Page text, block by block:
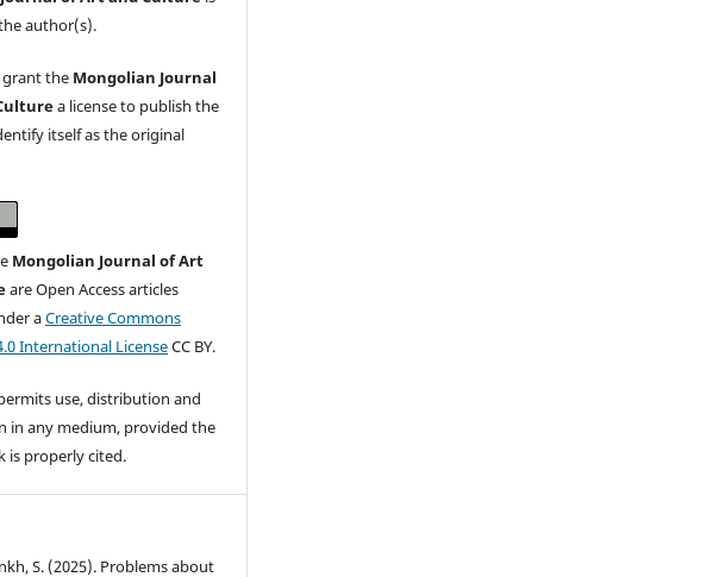
author(s).
the Mongolian Journal
a license to publish the
itself as the original
Mongolian Journal of Art
are Open Access articles
aCreative Commons
International LicenseCC BY.
use, distribution and
in any medium, provided the
is properly cited.
S. (2025). Problems about